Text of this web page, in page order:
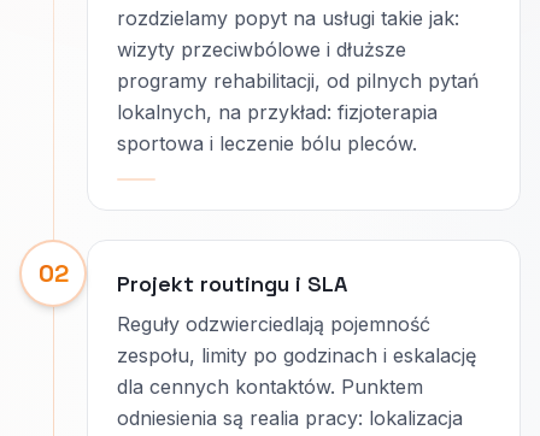
rozdzielamy popyt na usługi takie jak:
wizyty przeciwbólowe i dłuższe
programy rehabilitacji, od pilnych pytań
lokalnych, na przykład: fizjoterapia
sportowa i leczenie bólu pleców.
02 Projekt routingu i SLA
Reguły odzwierciedlają pojemność
zespołu, limity po godzinach i eskalację
dla cennych kontaktów. Punktem
odniesienia są realia pracy: lokalizacja